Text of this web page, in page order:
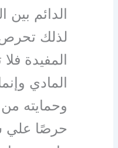
الدائم
لذلك
المفيدة
المادي
وحمايته من
حرصًا علي